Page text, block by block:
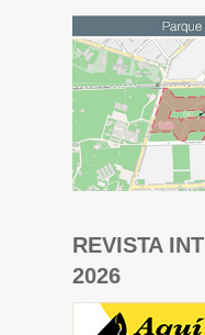
REVISTA
2026